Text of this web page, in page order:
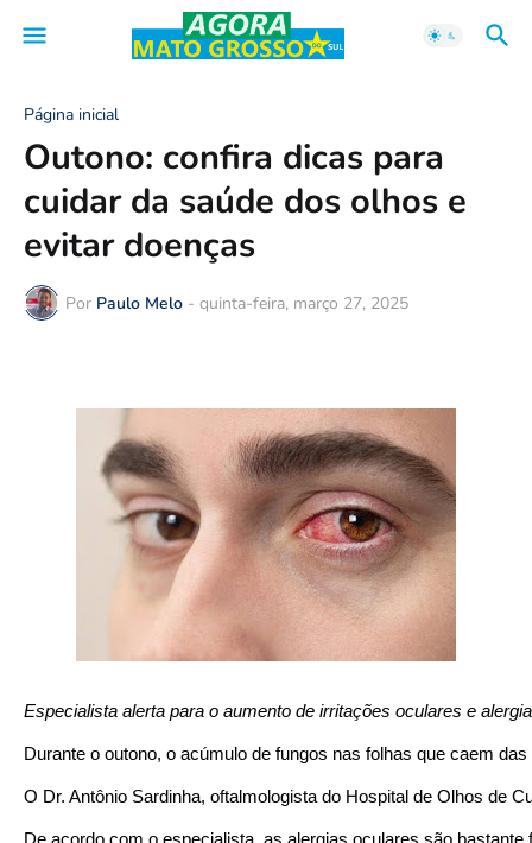
Página inicial
Outono: confira dicas para
cuidar da saúde dos olhos e
evitar doenças
Por Paulo Melo - quinta-feira, março 27, 2025
Especialista alerta para o aumento de irritações oculares e
Durante o outono, o acúmulo de fungos nas folhas que caem
O Dr. Antônio Sardinha, oftalmologista do Hospital de Olhos de